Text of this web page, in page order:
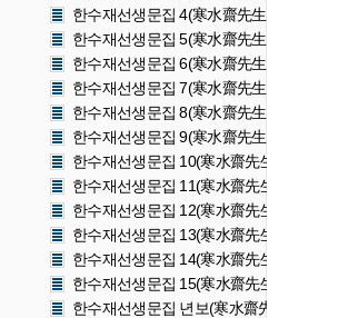
한수재선생문집 4(寒水齋先生文集 4)
한수재선생문집 5(寒水齋先生文集 5)
한수재선생문집 6(寒水齋先生文集 6)
한수재선생문집 7(寒水齋先生文集 7)
한수재선생문집 8(寒水齋先生文集 8)
한수재선생문집 9(寒水齋先生文集 9)
한수재선생문집 10(寒水齋先生文集 10)
한수재선생문집 11(寒水齋先生文集 11)
한수재선생문집 12(寒水齋先生文集 12)
한수재선생문집 13(寒水齋先生文集 13)
한수재선생문집 14(寒水齋先生文集 14)
한수재선생문집 15(寒水齋先生文集 15)
한수재선생문집 년보(寒水齋先生文集 年譜)